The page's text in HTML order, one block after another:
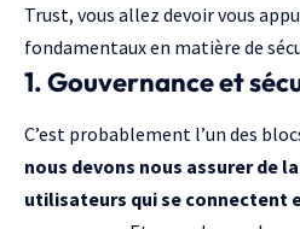
Trust, vous allez devoir vous
fondamentaux en matière de
1. Gouvernance et
C’est probablement l’un des
nous devons nous assurer de
utilisateurs qui se connectent